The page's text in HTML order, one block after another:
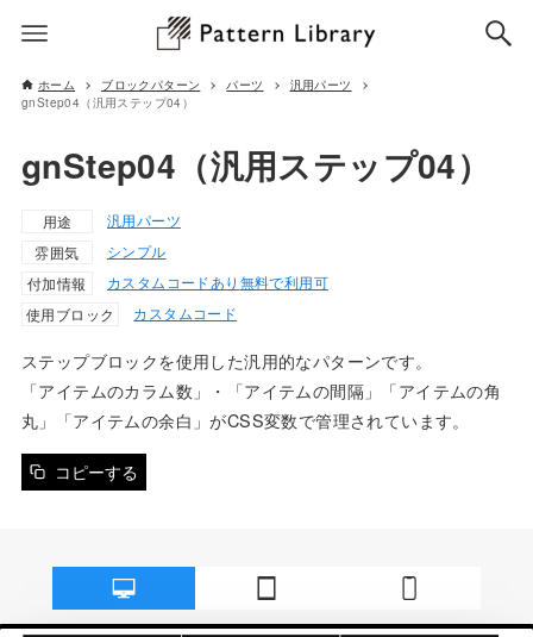
ホーム ブロックパターン パーツ
汎用パーツ
gnStep04（汎用ステップ04）
gnStep04（汎用ステップ04）
用途
汎用パーツ
雰囲気
シンプル
付加情報
カスタムコードあり 無料で利用可
使用ブロック
カスタムコード
ステップブロックを使用した汎用的なパターンです。
「アイテムのカラム数」・「アイテムの間隔」「アイテムの角
丸」「アイテムの余白」がCSS変数で管理されています。
コピーする